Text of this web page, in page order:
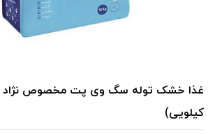
کیلویی)